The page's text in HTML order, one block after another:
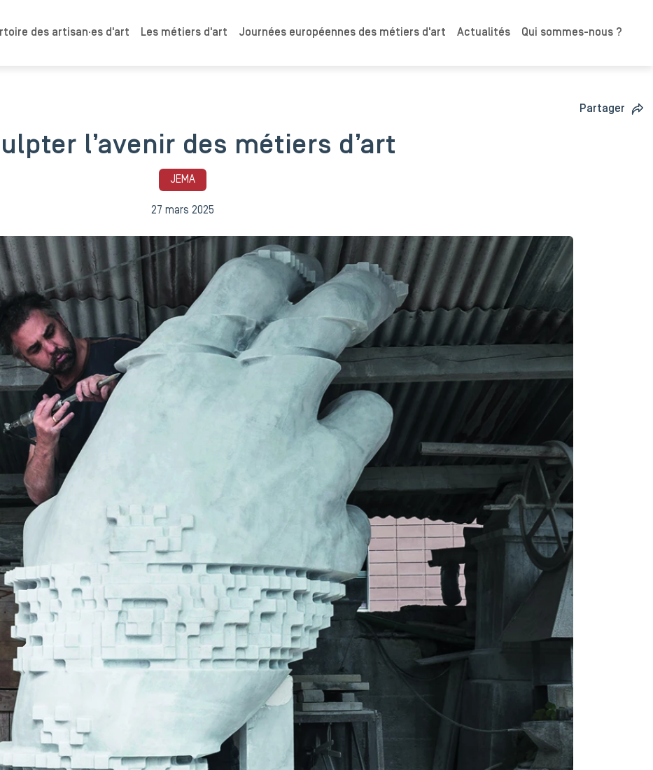
des artisan·es d'art Les métiers d'art Journées européennes des métiers d'art Actualités Qui sommes-nous ?
Partager
l’avenir des métiers d’art
JEMA
27 mars 2025